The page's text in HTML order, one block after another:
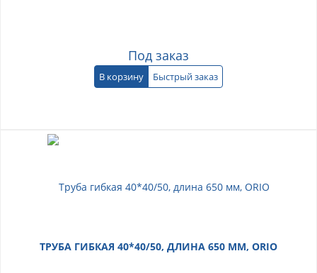
Под заказ
В корзину Быстрый заказ
ТРУБА ГИБКАЯ 40*40/50, ДЛИНА 650 ММ, ORIO